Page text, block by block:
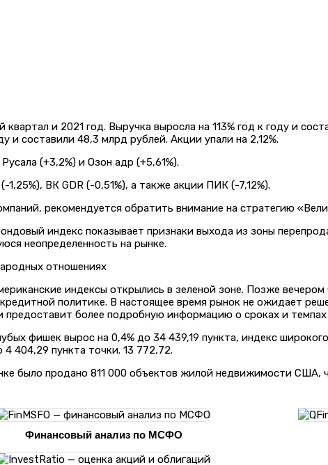
и 2021 год. Выручка выросла на 113% год к году и
и составили 48,3 млрд рублей. Акции упали на 2,12%.
(+3,2%) и Озон адр (+5,61%).
ВК GDR (-0,51%), а также акции ПИК (-7,12%).
рекомендуется обратить внимание на стратегию
индекс показывает признаки выхода из зоны
неопределенность на рынке.
индексы открылись в зеленой зоне. Позже
политике. В настоящее время рынок не ожидает
предоставит более подробную информацию о сроках и
фишек вырос на 0,4% до 34 439,19 пункта, индекс
404,29 пункта точки. 13 772,72.
было продано 811 000 объектов жилой недвижимости США,
Финансовый анализ по МСФО